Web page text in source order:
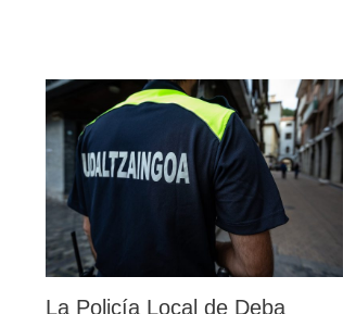
La Policía Local de Deba